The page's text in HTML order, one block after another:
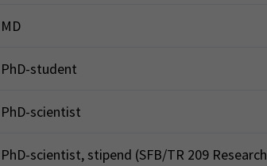
MD
PhD-student
PhD-scientist
PhD-scientist, stipend (SFB/TR 209